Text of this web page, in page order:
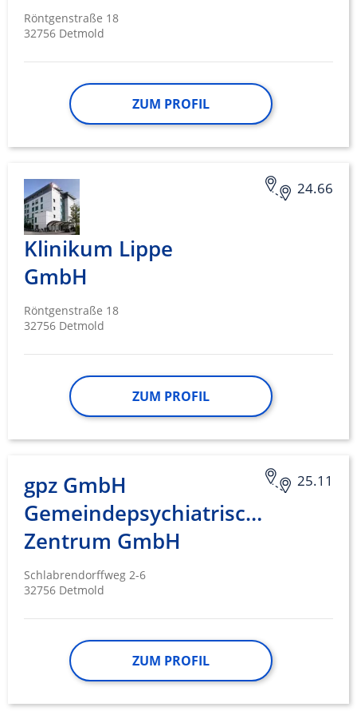
Röntgenstraße 18
32756 Detmold
ZUM PROFIL
24.66
Klinikum Lippe
GmbH
Röntgenstraße 18
32756 Detmold
ZUM PROFIL
25.11
gpz GmbH
Gemeindepsychiatrisches
Zentrum GmbH
Schlabrendorffweg 2-6
32756 Detmold
ZUM PROFIL